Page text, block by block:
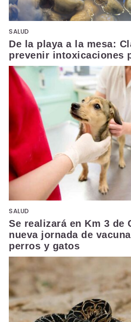
SALUD
De la playa a la mesa:
prevenir intoxicaciones
SALUD
Se realizará en Km 3 de
nueva jornada de
perros y gatos